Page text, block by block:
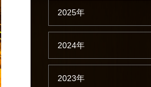
2025年
2024年
2023年